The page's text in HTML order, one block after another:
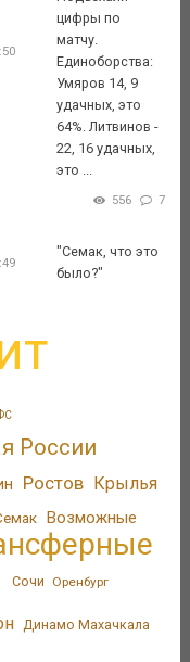
цифры по
матчу.
Единоборства:
Умяров 14, 9
удачных, это
64%. Литвинов -
22, 16 удачных,
это ...
556 7
"Семак, что это
было?"
России
Ростов
Крылья
Возможные
Сочи Оренбург
Динамо Махачкала